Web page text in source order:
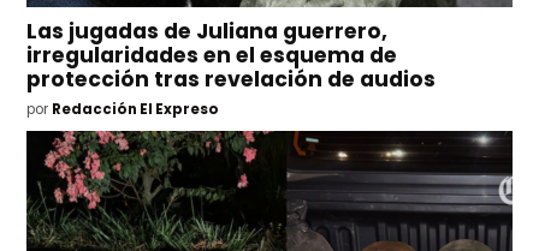
Las jugadas de Juliana guerrero,
irregularidades en el esquema de
protección tras revelación de audios
por Redacción El Expreso